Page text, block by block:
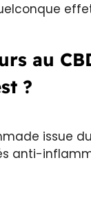
au
?
issue
anti-